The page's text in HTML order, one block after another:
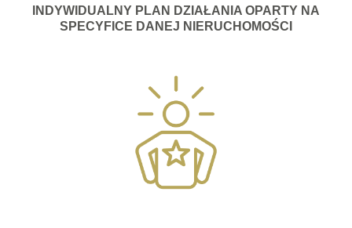
INDYWIDUALNY PLAN DZIAŁANIA OPARTY NA
SPECYFICE DANEJ NIERUCHOMOŚCI